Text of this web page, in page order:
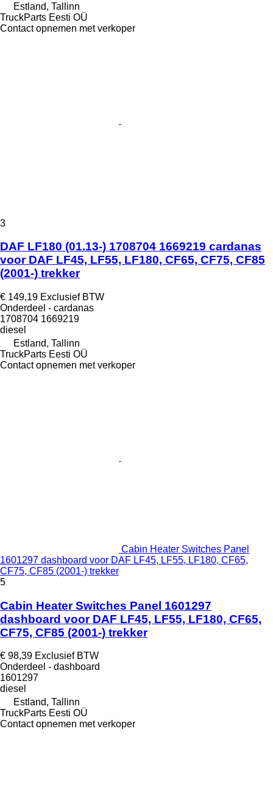
Estland, Tallinn
TruckParts Eesti OÜ
Contact opnemen met verkoper
3
DAF LF180 (01.13-) 1708704 1669219 cardanas
voor DAF LF45, LF55, LF180, CF65, CF75, CF85
(2001-) trekker
€ 149,19 Exclusief BTW
Onderdeel - cardanas
1708704 1669219
diesel
Estland, Tallinn
TruckParts Eesti OÜ
Contact opnemen met verkoper
Cabin Heater Switches Panel
1601297 dashboard voor DAF LF45, LF55, LF180, CF65,
CF75, CF85 (2001-) trekker
5
Cabin Heater Switches Panel 1601297
dashboard voor DAF LF45, LF55, LF180, CF65,
CF75, CF85 (2001-) trekker
€ 98,39 Exclusief BTW
Onderdeel - dashboard
1601297
diesel
Estland, Tallinn
TruckParts Eesti OÜ
Contact opnemen met verkoper